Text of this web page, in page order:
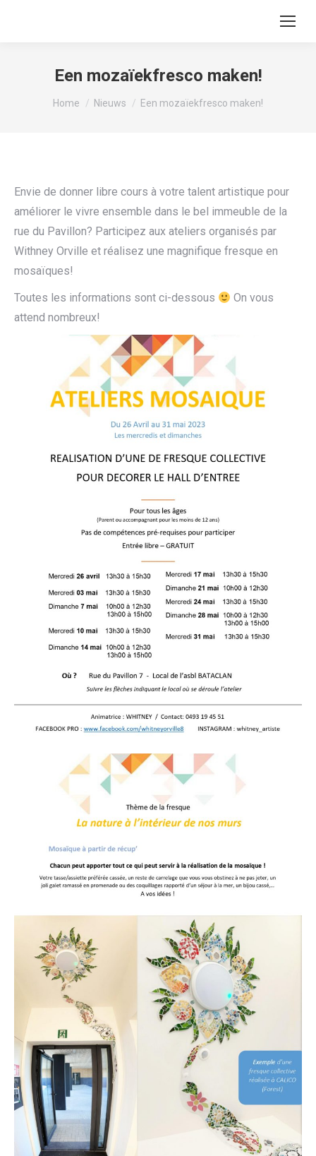
Een mozaïekfresco maken!
Vous êtes ici :
Home Nieuws Een mozaïekfresco maken!
Envie de donner libre cours à votre talent artistique pour
améliorer le vivre ensemble dans le bel immeuble de la
rue du Pavillon? Participez aux ateliers organisés par
Withney Orville et réalisez une magnifique fresque en
mosaïques!
Toutes les informations sont ci-dessous
On vous
attend nombreux!